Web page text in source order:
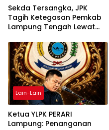
Sekda Tersangka, JPK
Tagih Ketegasan Pemkab
Lampung Tengah Lewat
Lain-Lain
Ketua YLPK PERARI
Lampung: Penanganan